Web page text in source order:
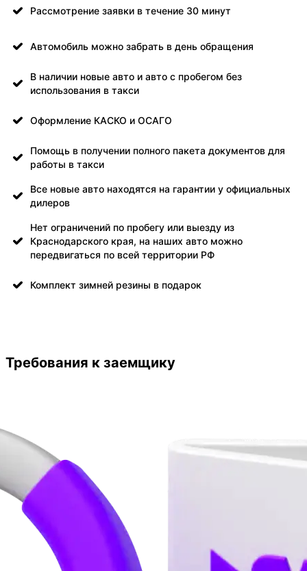
Рассмотрение заявки в течение 30 минут
Автомобиль можно забрать в день обращения
В наличии новые авто и авто с пробегом без
использования в такси
Оформление КАСКО и ОСАГО
Помощь в получении полного пакета документов для
работы в такси
Все новые авто находятся на гарантии у официальных
дилеров
Нет ограничений по пробегу или выезду из
Краснодарского края, на наших авто можно
передвигаться по всей территории РФ
Комплект зимней резины в подарок
Требования к заемщику